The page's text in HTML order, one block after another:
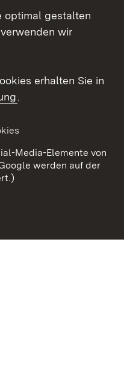
optimal gestalten
wir
erhalten Sie in
.
Media-Elemente von
werden auf der